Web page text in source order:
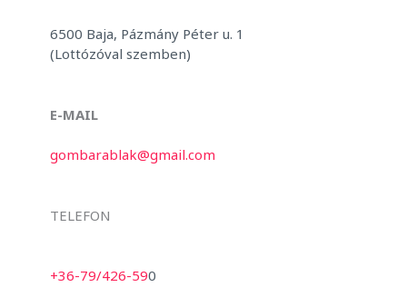
6500 Baja, Pázmány Péter u. 1
(Lottózóval szemben)
E-MAIL
gombarablak@gmail.com
TELEFON
+36-79/426-590